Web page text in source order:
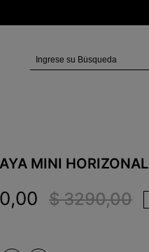
MINI HORIZONAL
,00 $ 3290,00